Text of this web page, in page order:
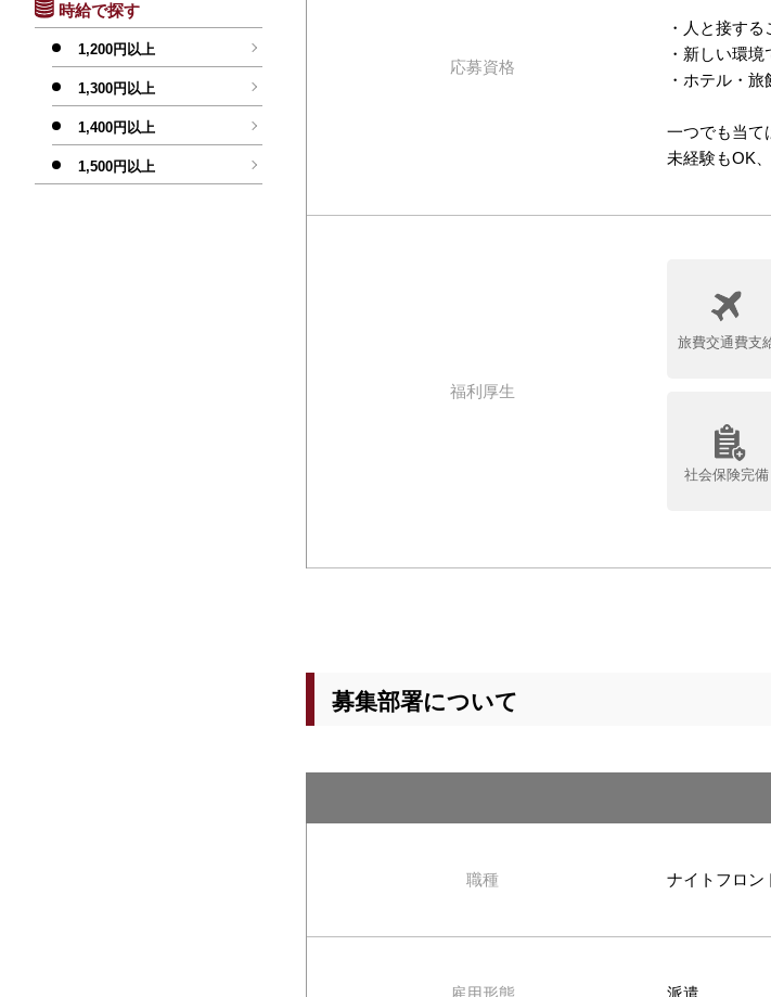
時給で探す
1,200円以上
1,300円以上
1,400円以上
1,500円以上
応募資格
・人と接す
・新しい環
・ホテル・
一つでも当て
未経験もOK
福利厚生
旅費交通費支
社会保険完備
募集部署について
職種 ナイトフロン
雇用形態 派遣